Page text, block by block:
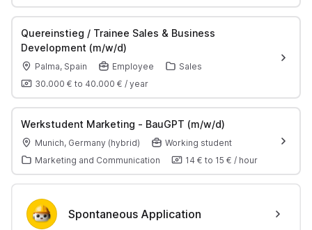
Quereinstieg / Trainee Sales & Business
Development (m/w/d)
Palma, Spain Employee
Sales
30.000 € to 40.000 € / year
Werkstudent Marketing - BauGPT (m/w/d)
Munich, Germany (hybrid)
Working student
Marketing and Communication
14 € to 15 € / hour
Spontaneous Application